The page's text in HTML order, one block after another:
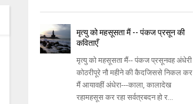
मृत्यु को महसूसता मैं -- पंकज प्रसून की
कविताएँ
मृत्यु को महसूसता मैं-- पंकज प्रसूनवह अंधेरी
कोठरीपूरे नौ महीने की कैदजिससे निकल कर
मैं आयावहीं अंधेरा---काला, कालादेख
रहामहसूस कर रहा सर्वत्रबदन हो र...